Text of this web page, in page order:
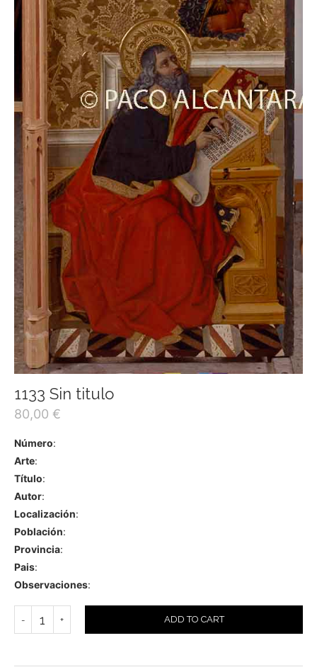
1133 Sin titulo
80,00 €
Número:
Arte:
Título:
Autor:
Localización:
Población:
Provincia:
Pais:
Observaciones:
ADD TO CART